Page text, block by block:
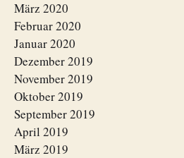
März 2020
Februar 2020
Januar 2020
Dezember 2019
November 2019
Oktober 2019
September 2019
April 2019
März 2019